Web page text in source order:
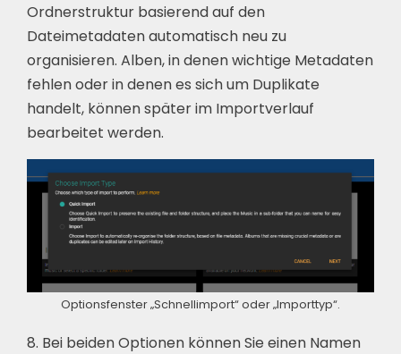
Ordnerstruktur basierend auf den
Dateimetadaten automatisch neu zu
organisieren. Alben, in denen wichtige Metadaten
fehlen oder in denen es sich um Duplikate
handelt, können später im Importverlauf
bearbeitet werden.
Optionsfenster „Schnellimport“ oder „Importtyp“.
8. Bei beiden Optionen können Sie einen Namen